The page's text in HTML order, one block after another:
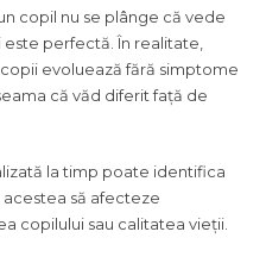
copil nu se plânge că vede
perfectă. În realitate,
evoluează fără simptome
că văd diferit față de
la timp poate identifica
să afecteze
copilului sau calitatea vieții.